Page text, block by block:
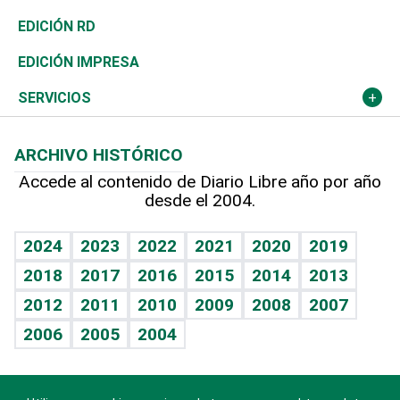
Ocenanía
Caribe
Resto del mundo
Telecom.
Global y variable
Economía personal
Sociales
Novedades
Podcast Arte Libre
Hablando con el pediatra
Vida y familia
Eñe
Celebrando la vida
Sin complejos
En pocas palabras
Tenis
Olimpismo
Más deportes
Línea de hit
TBT Deportivo
El Espía
Noticiero Poteleche
Columnistas
Más firmas
Historia
Martes de tecnología
Cambio climático
Revista
Deportes
Opinión
Hecho en casa
Guía del dinero
EDICIÓN RD
EDICIÓN IMPRESA
SERVICIOS
Cumpleaños
Horóscopos
Crucigramas
ARCHIVO HISTÓRICO
Accede al contenido de Diario Libre año por año
desde el 2004.
2024 2023 2022 2021 2020
2019
2018
2017 2016 2015 2014
2013
2012
2011 2010 2009 2008
2007
2006
2005 2004